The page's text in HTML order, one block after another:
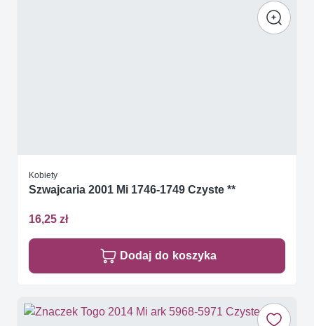
Kobiety
Szwajcaria 2001 Mi 1746-1749 Czyste **
16,25 zł
Dodaj do koszyka